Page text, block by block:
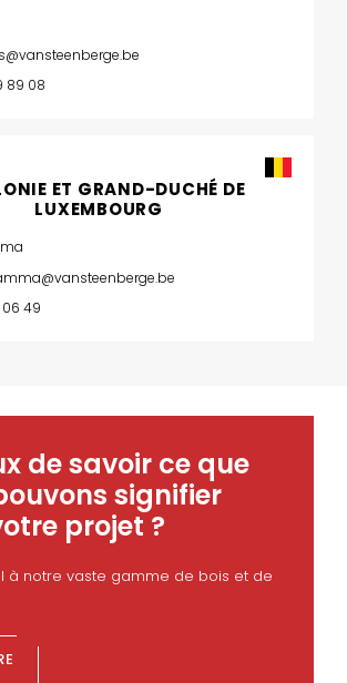
89 08
ET GRAND-DUCHÉ DE
LUXEMBOURG
06 49
de savoir ce que
signifier
projet ?
à notre vaste gamme de bois et de